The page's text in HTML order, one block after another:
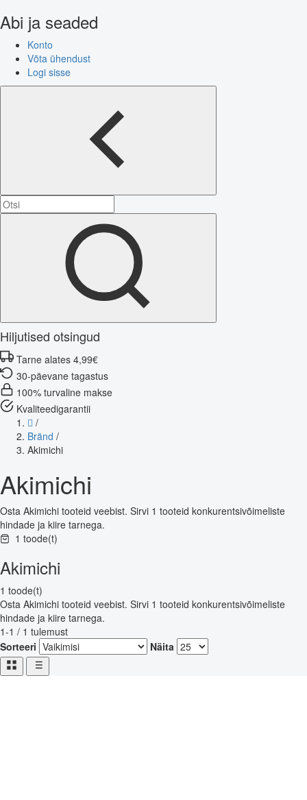
Abi ja seaded
Konto
Võta ühendust
Logi sisse
Hiljutised otsingud
Tarne alates 4,99€
30-päevane tagastus
100% turvaline makse
Kvaliteedigarantii
/
Bränd /
Akimichi
Akimichi
Osta Akimichi tooteid veebist. Sirvi 1 tooteid konkurentsivõimeliste
hindade ja kiire tarnega.
1 toode(t)
Akimichi
1 toode(t)
Osta Akimichi tooteid veebist. Sirvi 1 tooteid konkurentsivõimeliste
hindade ja kiire tarnega.
1-1 / 1 tulemust
Sorteeri
Näita